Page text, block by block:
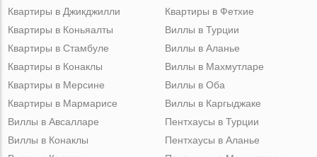
Квартиры в Джикджилли
Квартиры в Фетхие
Квартиры в Коньяалты
Квартиры в Стамбуле
Квартиры в Конаклы
Квартиры в Мерсине
Квартиры в Мармарисе
Виллы в Турции
Виллы в Аланье
Виллы в Махмутларе
Виллы в Оба
Виллы в Каргыджаке
Виллы в Авсалларе
Виллы в Конаклы
Пентхаусы в Турции
Пентхаусы в Аланье